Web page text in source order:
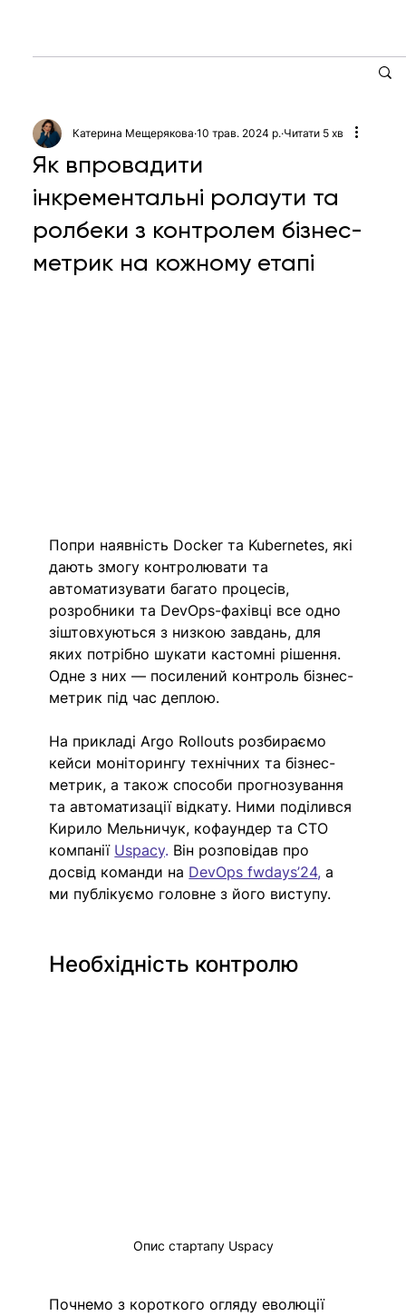
Як впровадити
інкрементальні ролаути та
ролбеки з контролем бізнес-
метрик на кожному етапі
Катерина Мещерякова 10 трав. 2024 р. Читати 5 хв
Попри наявність Docker та Kubernetes, які
дають змогу контролювати та
автоматизувати багато процесів,
розробники та DevOps-фахівці все одно
зіштовхуються з низкою завдань, для
яких потрібно шукати кастомні рішення.
Одне з них — посилений контроль бізнес-
метрик під час деплою.
На прикладі Argo Rollouts розбираємо
кейси моніторингу технічних та бізнес-
метрик, а також способи прогнозування
та автоматизації відкату. Ними поділився
Кирило Мельничук, кофаундер та CTO
компанії Uspacy. Він розповідав про
досвід команди на DevOps fwdays’24, а
ми публікуємо головне з його виступу.
Необхідність контролю
Опис стартапу Uspacy
Почнемо з короткого огляду еволюції